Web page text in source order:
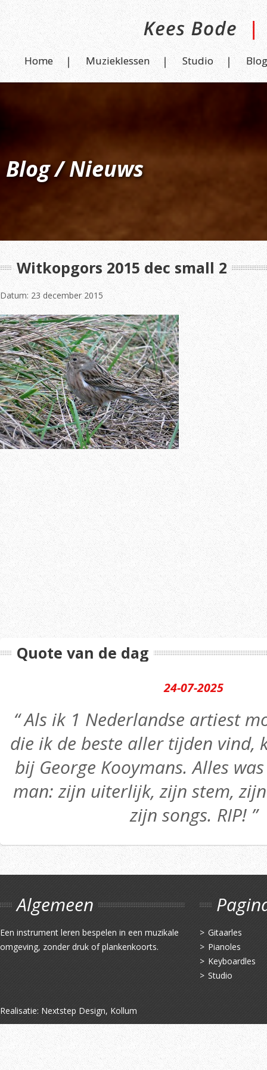
Home Muzieklessen Studio Blog
Blog / Nieuws
Witkopgors 2015 dec small 2
Datum: 23 december 2015
Quote van de dag
24-07-2025
“ Als ik 1 Nederlandse artiest
die ik de beste aller tijden vind,
bij George Kooymans. Alles
man: zijn uiterlijk, zijn stem,
zijn songs. RIP! ”
Algemeen
Een instrument leren bespelen in een muzikale
omgeving, zonder druk of plankenkoorts.
Gitaarles
Pianoles
Keyboardles
Studio
Realisatie: Nextstep Design, Kollum